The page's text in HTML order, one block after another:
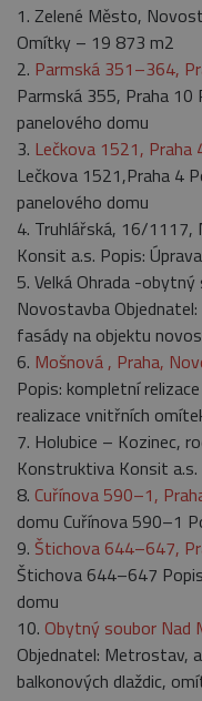
1. Zelené Město,
Omítky – 19 873 m2
2. Parmská 351–364,
Parmská 355, Praha 10
panelového domu
3. Lečkova 1521, Praha
Lečkova 1521,Praha 4
panelového domu
4. Truhlářská, 16/
Konsit a.s. Popis:
5. Velká Ohrada -
Novostavba Objednatel:
fasády na objektu
6. Mošnová , Praha,
Popis: kompletní
realizace vnitřních
7. Holubice – Kozinec,
Konstruktiva Konsit
8. Cuřínova 590–1,
domu Cuřínova 590–1
9. Štichova 644–647,
Štichova 644–647
domu
10. Obytný soubor Nad
Objednatel: Metrostav,
balkonových dlaždic,
_gid
LLC